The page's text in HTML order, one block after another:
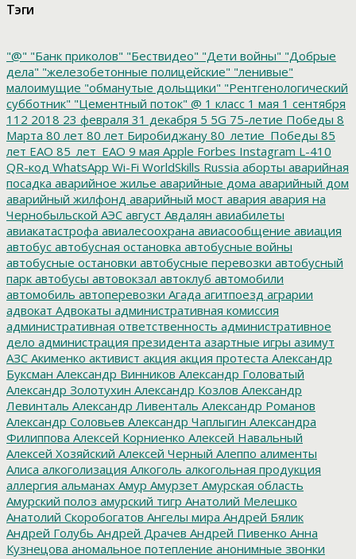
Тэги
"@" "Банк приколов" "Бествидео" "Дети войны" "Добрые
дела" "железобетонные полицейские" "ленивые"
малоимущие "обманутые дольщики" "Рентгенологический
субботник" "Цементный поток" @ 1 класс 1 мая 1 сентября
112 2018 23 февраля 31 декабря 5 5G 75-летие Победы 8
Марта 80 лет 80 лет Биробиджану 80_летие_Победы 85
лет ЕАО 85_лет_ЕАО 9 мая Apple Forbes Instagram L-410
QR-код WhatsApp Wi-Fi WorldSkills Russia аборты аварийная
посадка аварийное жилье аварийные дома аварийный дом
аварийный жилфонд аварийный мост авария авария на
Чернобыльской АЭС август Авдалян авиабилеты
авиакатастрофа авиалесоохрана авиасообщение авиация
автобус автобусная остановка автобусные войны
автобусные остановки автобусные перевозки автобусный
парк автобусы автовокзал автоклуб автомобили
автомобиль автоперевозки Агада агитпоезд аграрии
адвокат Адвокаты административная комиссия
административная ответственность административное
дело администрация президента азартные игры азимут
АЗС Акименко активист акция акция протеста Александр
Буксман Александр Винников Александр Головатый
Александр Золотухин Александр Козлов Александр
Левинталь Александр Ливенталь Александр Романов
Александр Соловьев Александр Чаплыгин Александра
Филиппова Алексей Корниенко Алексей Навальный
Алексей Хозяйский Алексей Черный Алеппо алименты
Алиса алкоголизация Алкоголь алкогольная продукция
аллергия альманах Амур Амурзет Амурская область
Амурский полоз амурский тигр Анатолий Мелешко
Анатолий Скоробогатов Ангелы мира Андрей Бялик
Андрей Голубь Андрей Драчев Андрей Пивенко Анна
Кузнецова аномальное потепление анонимные звонки